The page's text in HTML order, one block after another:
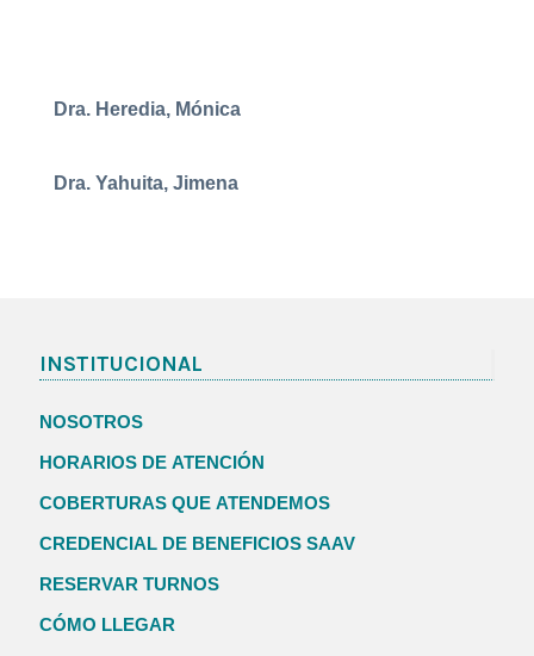
Dra. Heredia, Mónica
Dra. Yahuita, Jimena
INSTITUCIONAL
NOSOTROS
HORARIOS DE ATENCIÓN
COBERTURAS QUE ATENDEMOS
CREDENCIAL DE BENEFICIOS SAAV
RESERVAR TURNOS
CÓMO LLEGAR